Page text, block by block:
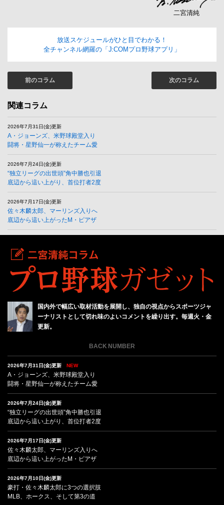
二宮清純
放送スケジュールがひと目でわかる！
全チャンネル網羅の「J:COMプロ野球アプリ」
前のコラム 次のコラム
関連コラム
2026年7月31日(金)更新
A・ジョーンズ、米野球殿堂入り
闘将・星野仙一が称えたチーム愛
2026年7月24日(金)更新
“独立リーグの出世頭”角中勝也引退
底辺から這い上がり、首位打者2度
2026年7月17日(金)更新
佐々木麟太郎、マーリンズ入りへ
底辺から這い上がったM・ピアザ
国内外で幅広い取材活動を展開し、独自の視点からスポーツジャ
ーナリストとして切れ味のよいコメントを繰り出す。毎週火・金
更新。
BACK NUMBER
2026年7月31日(金)更新 NEW
A・ジョーンズ、米野球殿堂入り
闘将・星野仙一が称えたチーム愛
2026年7月24日(金)更新
“独立リーグの出世頭”角中勝也引退
底辺から這い上がり、首位打者2度
2026年7月17日(金)更新
佐々木麟太郎、マーリンズ入りへ
底辺から這い上がったM・ピアザ
2026年7月10日(金)更新
豪打・佐々木麟太郎に3つの選択肢
MLB、ホークス、そして第3の道